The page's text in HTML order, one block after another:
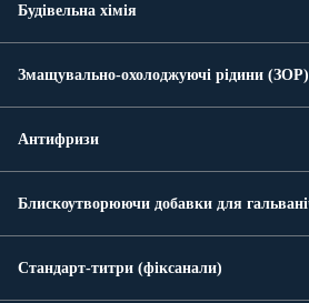
Будівельна хімія
Змащувально-охолоджуючі рідини (ЗОР)
Антифризи
Блискоутворюючи добавки для
Стандарт-титри (фіксанали)